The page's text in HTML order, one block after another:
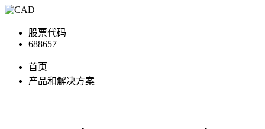
股票代码
688657
首页
产品和解决方案